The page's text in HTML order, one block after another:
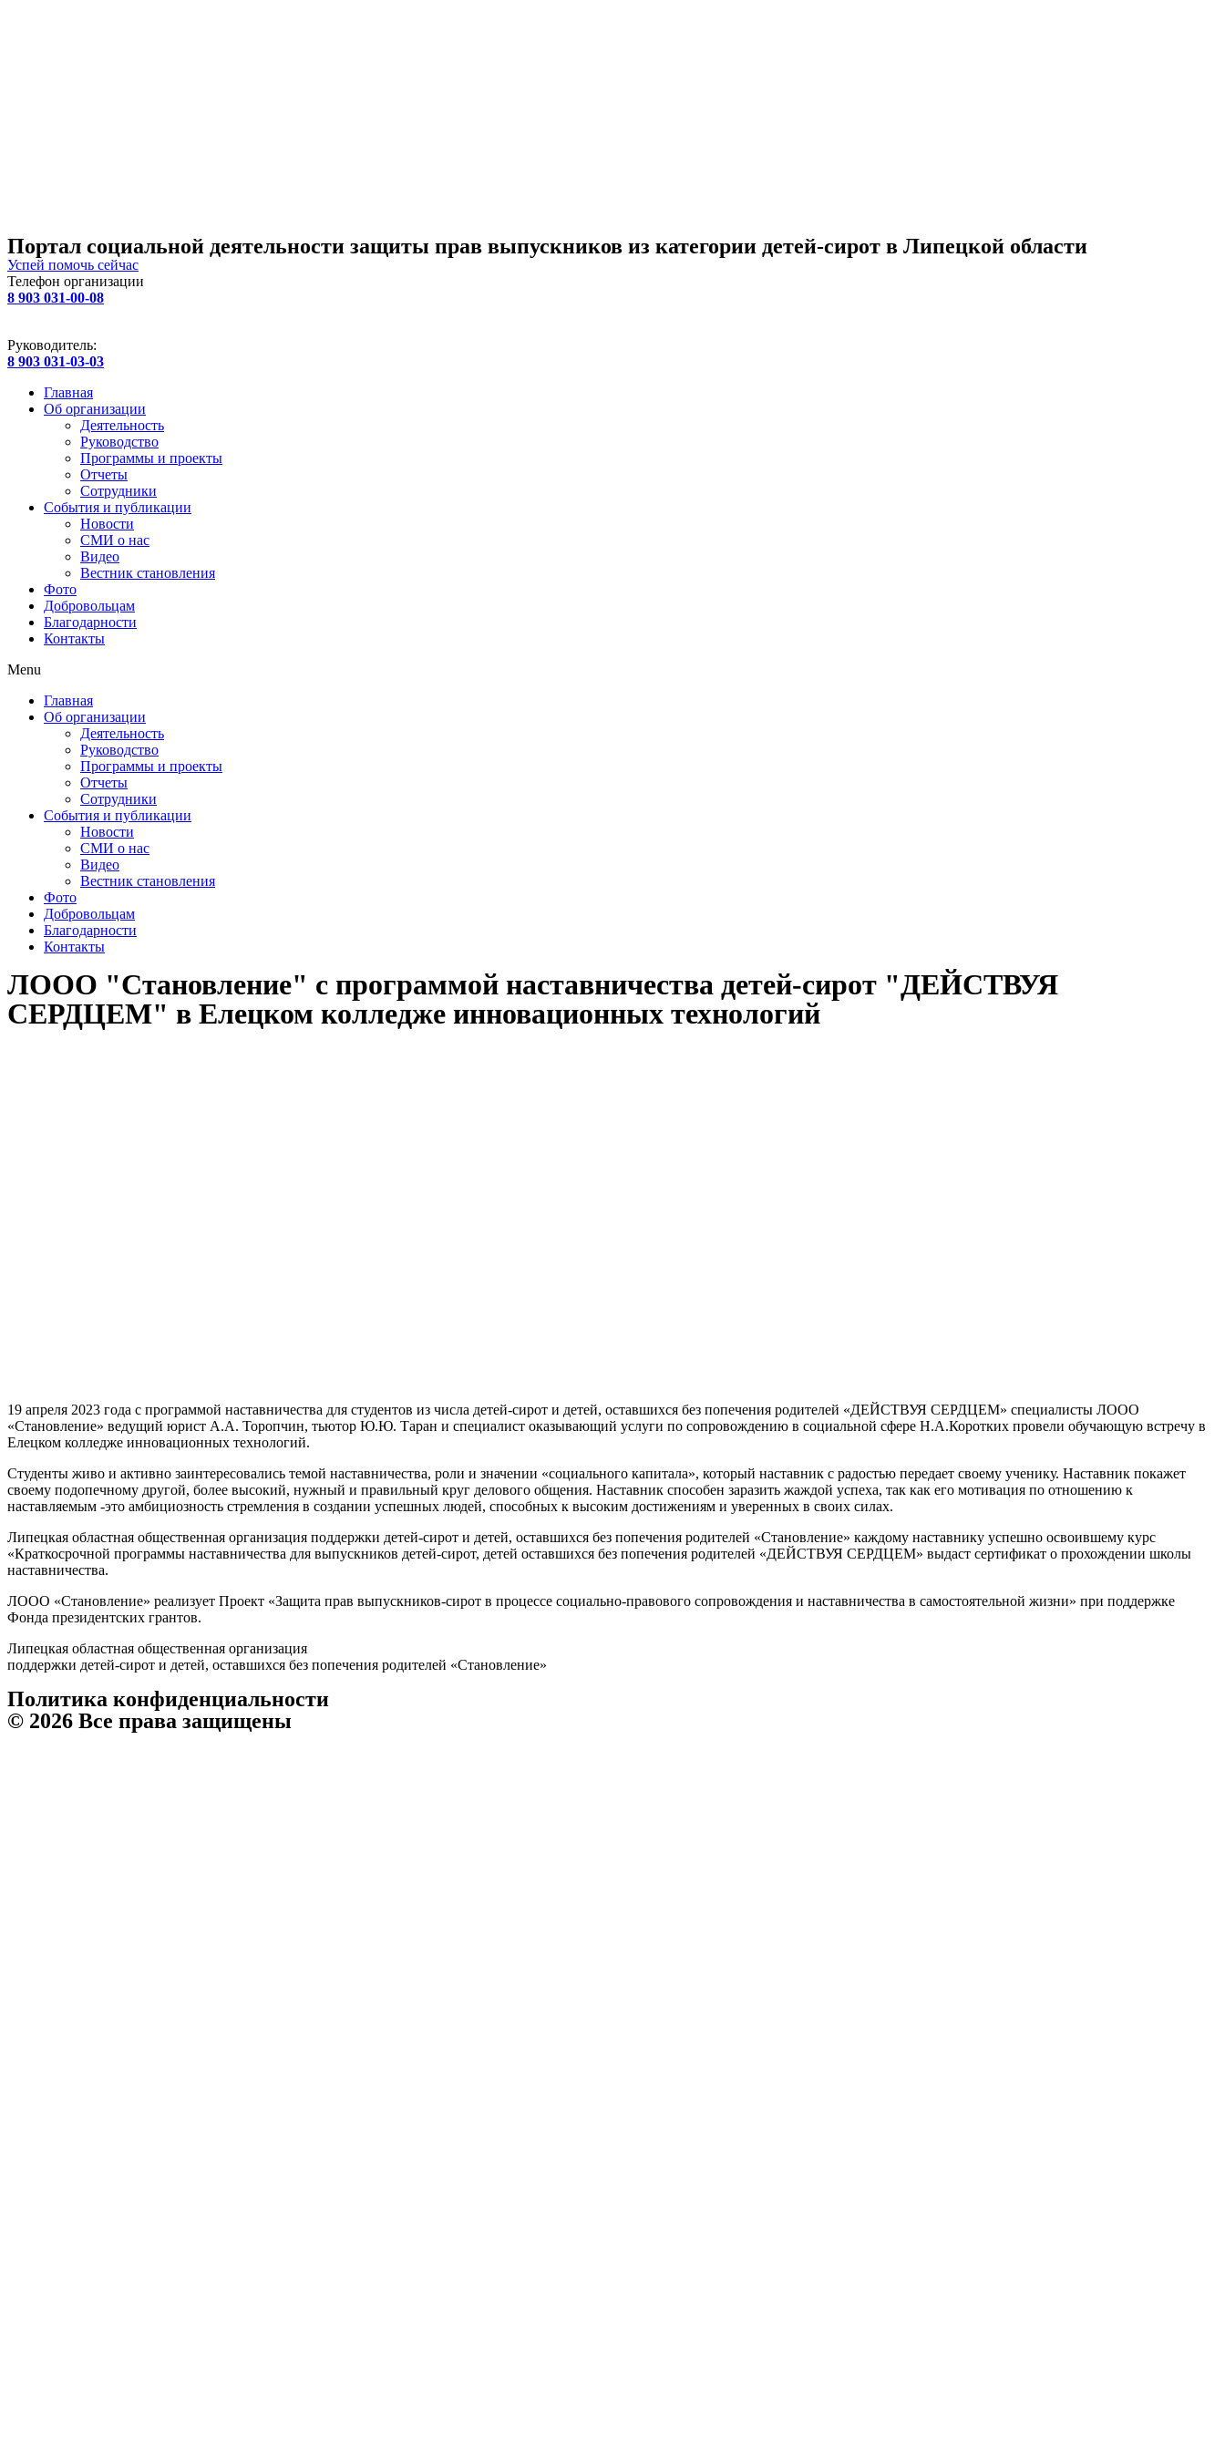
Портал социальной деятельности защиты прав выпускников из категории детей-сирот в Липецкой области
Успей помочь сейчас
Телефон организации
8 903 031-00-08
Руководитель:
8 903 031-03-03
Главная
Об организации
Деятельность
Руководство
Программы и проекты
Отчеты
Сотрудники
События и публикации
Новости
СМИ о нас
Видео
Вестник становления
Фото
Добровольцам
Благодарности
Контакты
Menu
Главная
Об организации
Деятельность
Руководство
Программы и проекты
Отчеты
Сотрудники
События и публикации
Новости
СМИ о нас
Видео
Вестник становления
Фото
Добровольцам
Благодарности
Контакты
ЛООО "Становление" с программой наставничества детей-сирот "ДЕЙСТВУЯ
СЕРДЦЕМ" в Елецком колледже инновационных технологий
19 апреля 2023 года с программой наставничества для студентов из числа детей-сирот и детей, оставшихся без попечения родителей «ДЕЙСТВУЯ СЕРДЦЕМ» специалисты ЛООО
«Становление» ведущий юрист А.А. Торопчин, тьютор Ю.Ю. Таран и специалист оказывающий услуги по сопровождению в социальной сфере Н.А.Коротких провели обучающую встречу в
Елецком колледже инновационных технологий.
Студенты живо и активно заинтересовались темой наставничества, роли и значении «социального капитала», который наставник с радостью передает своему ученику. Наставник покажет
своему подопечному другой, более высокий, нужный и правильный круг делового общения. Наставник способен заразить жаждой успеха, так как его мотивация по отношению к
наставляемым -это амбициозность стремления в создании успешных людей, способных к высоким достижениям и уверенных в своих силах.
Липецкая областная общественная организация поддержки детей-сирот и детей, оставшихся без попечения родителей «Становление» каждому наставнику успешно освоившему курс
«Краткосрочной программы наставничества для выпускников детей-сирот, детей оставшихся без попечения родителей «ДЕЙСТВУЯ СЕРДЦЕМ» выдаст сертификат о прохождении школы
наставничества.
ЛООО «Становление» реализует Проект «Защита прав выпускников-сирот в процессе социально-правового сопровождения и наставничества в самостоятельной жизни» при поддержке
Фонда президентских грантов.
Липецкая областная общественная организация
поддержки детей-сирот и детей, оставшихся без попечения родителей «Становление»
Политика конфиденциальности
© 2026 Все права защищены